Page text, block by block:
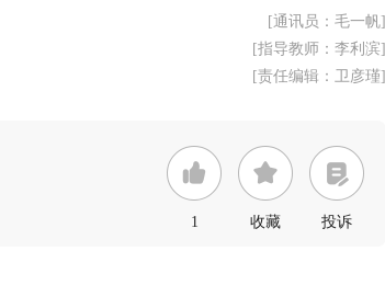
[通讯员：毛一帆]
[指导教师：李利滨]
[责任编辑：卫彦瑾]
1 收藏 投诉